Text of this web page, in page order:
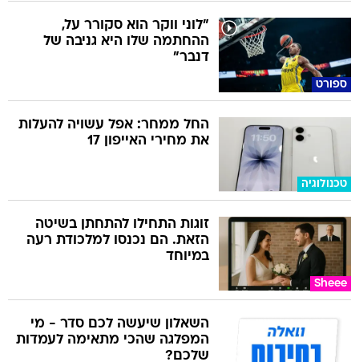
ספורט
"לוני ווקר הוא סקורר על,
ההחתמה שלו היא גניבה של
דנבר"
טכנולוגיה
החל ממחר: אפל עשויה להעלות
את מחירי האייפון 17
Sheee
זוגות התחילו להתחתן בשיטה
הזאת. הם נכנסו למלכודת רעה
במיוחד
השאלון שיעשה לכם סדר - מי
המפלגה שהכי מתאימה לעמדות
שלכם?